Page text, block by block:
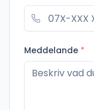
Meddelande *